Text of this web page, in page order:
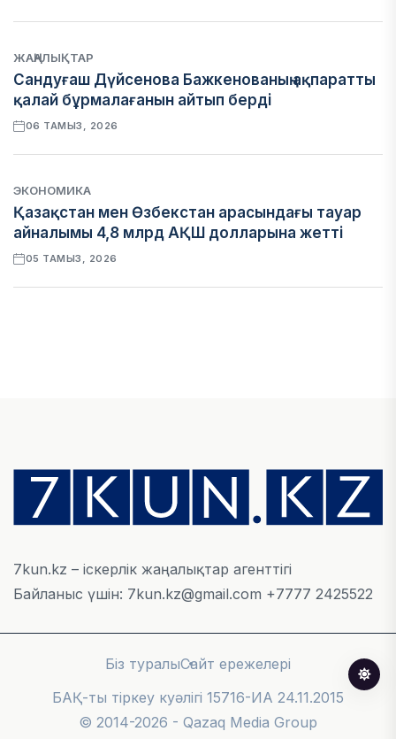
ЖАҢАЛЫҚТАР
Сандуғаш Дүйсенова Бажкенованың ақпаратты
қалай бұрмалағанын айтып берді
06 ТАМЫЗ, 2026
ЭКОНОМИКА
Қазақстан мен Өзбекстан арасындағы тауар
айналымы 4,8 млрд АҚШ долларына жетті
05 ТАМЫЗ, 2026
БИЛІК
«Бәйтерек» холдингінің инвестициялық және
кредиттік портфелі 14,3 трлн теңгеге жетті
БЖЗҚ-дағы зейнетақы жинақтары 28,09 трлн
7kun.kz – іскерлік жаңалықтар агенттігі
Байланыс үшін: 7kun.kz@gmail.com +7777 2425522
Біз туралыСайт ережелері
БАҚ-ты тіркеу куәлігі 15716-ИА 24.11.2015
© 2014-2026 - Qazaq Media Group